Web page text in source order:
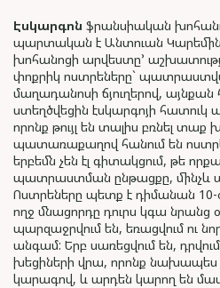
Էսկարգոն ֆրանսիական
պարտական է Անտուան
խոհանոցի արվեստը՚
փոքրիկ ոստրեները`
մաղադանոսի ճյուղերով,
ստեղծվեցին էսկարգոյի հատուկ
որոնք թույլ են տալիս բռնել տաք
պատառաքաղով հանում են
երբեմն չեն էլ գիտակցում, թե
պատրաստման ընթացքը, մինչև
Ոստրեները պետք է դիմանան 10-
ողջ մնացորդը դուրս կգա նրանց
պարզաջրվում են, եռացվում ու
անգամ: Երբ սառեցվում են,
խեցիների վրա, որոնք
կարագով, և արդեն կարող են